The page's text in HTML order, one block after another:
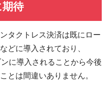
待
タクトレス決済は既にロー
どに導入されており、
に導入されることから今後
とは間違いありません。